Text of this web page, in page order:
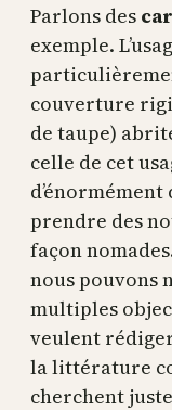
Parlons des
exemple.
couverture
de taupe)
celle de cet
prendre des
façon
nous pouvons
multiples
veulent
la littérature
cherchent